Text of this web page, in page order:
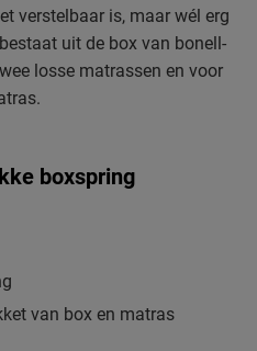
verstelbaar is, maar wél erg
uit de box van bonell-
losse matrassen en voor
boxspring
van box en matras